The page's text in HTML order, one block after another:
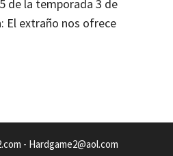
de la temporada 3 de
El extraño nos ofrece
- Hardgame2@aol.com